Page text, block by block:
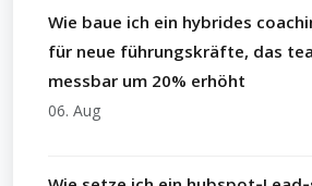
Wie baue ich ein hybrides
für neue führungskräfte, das
messbar um 20% erhöht
06. Aug